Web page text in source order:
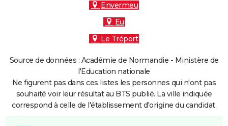
Envermeu
Eu
Le Tréport
Source de données : Académie de Normandie - Ministère de
l'Education nationale
Ne figurent pas dans ces listes les personnes qui n'ont pas
souhaité voir leur résultat au BTS publié. La ville indiquée
correspond à celle de l'établissement d'origine du candidat.